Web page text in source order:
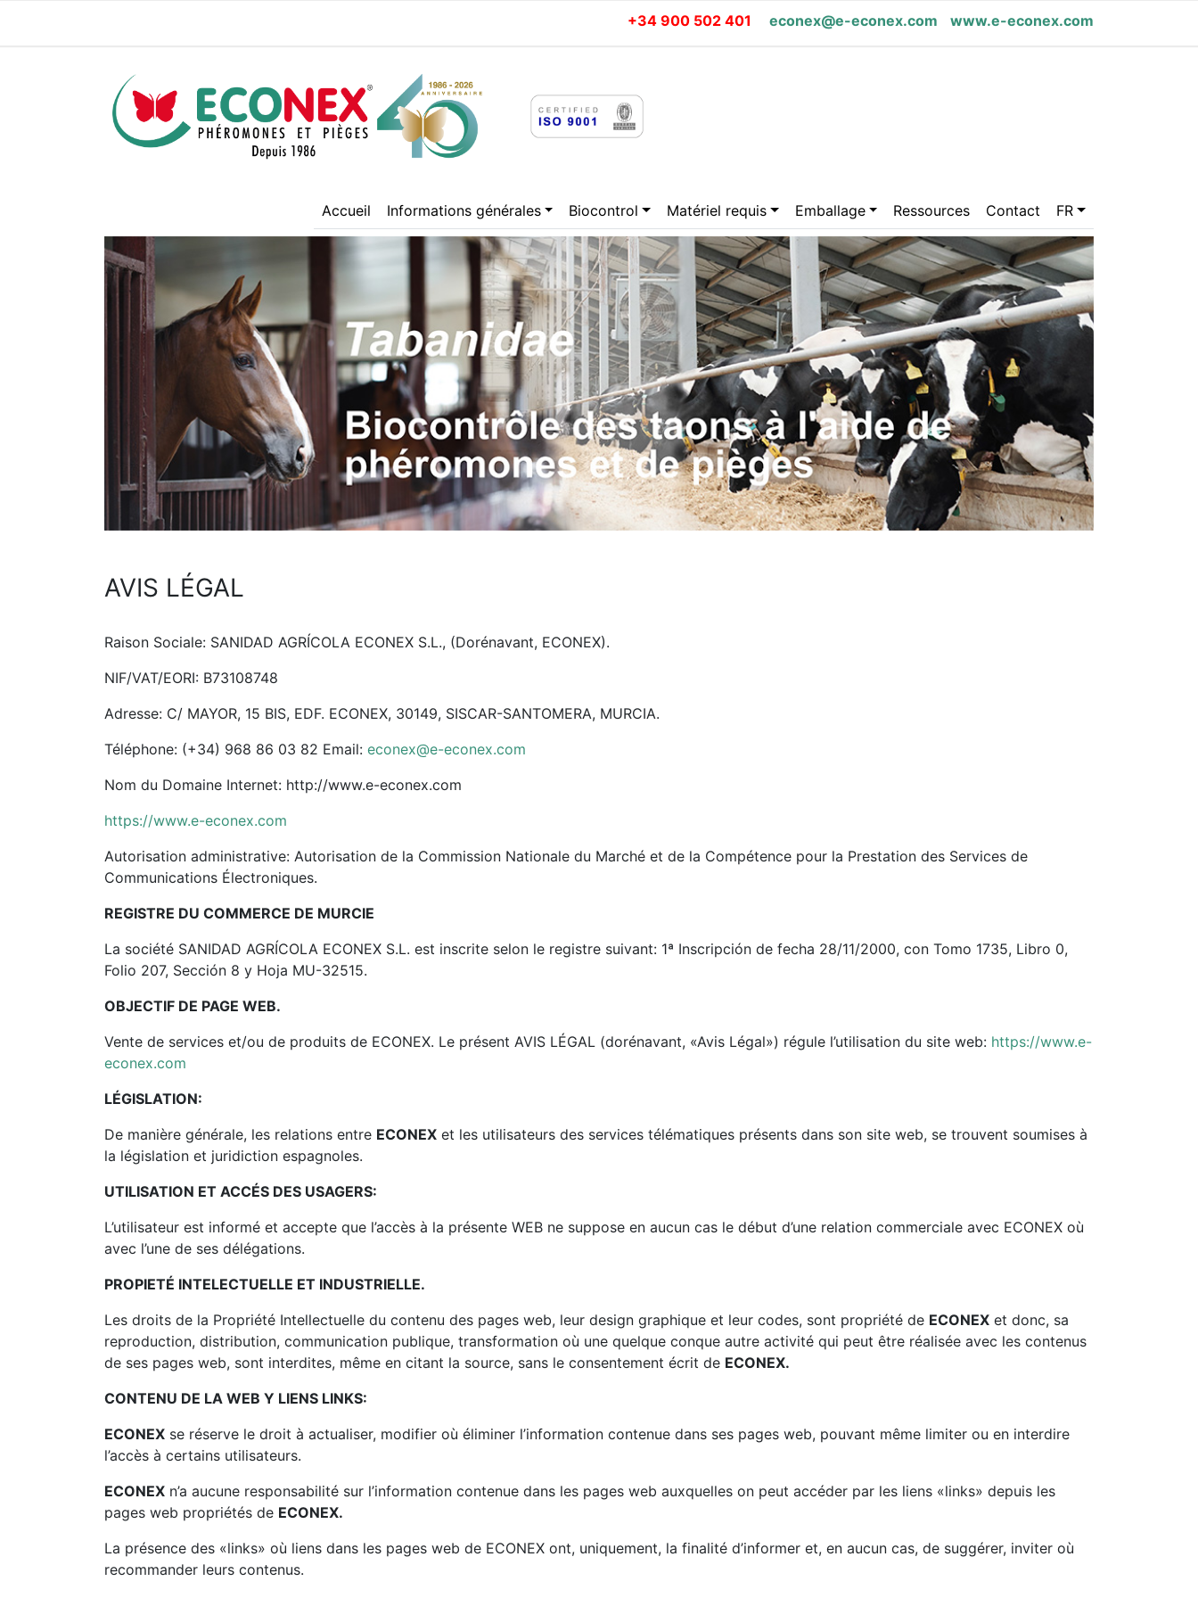
+34 900 502 401 econex@e-econex.com www.e-econex.com
Accueil(current)
Informations générales Biocontrol Matériel requis Emballage Ressources Contact FR
AVIS LÉGAL
Raison Sociale: SANIDAD AGRÍCOLA ECONEX S.L., (Dorénavant, ECONEX).
NIF/VAT/EORI: B73108748
Adresse: C/ MAYOR, 15 BIS, EDF. ECONEX, 30149, SISCAR-SANTOMERA, MURCIA.
Téléphone: (+34) 968 86 03 82 Email: econex@e-econex.com
Nom du Domaine Internet: http://www.e-econex.com
https://www.e-econex.com
Autorisation administrative: Autorisation de la Commission Nationale du Marché et de la Compétence pour la Prestation des Services de
Communications Électroniques.
REGISTRE DU COMMERCE DE MURCIE
La société SANIDAD AGRÍCOLA ECONEX S.L. est inscrite selon le registre suivant: 1ª Inscripción de fecha 28/11/2000, con Tomo 1735, Libro 0,
Folio 207, Sección 8 y Hoja MU-32515.
OBJECTIF DE PAGE WEB.
Vente de services et/ou de produits de ECONEX. Le présent AVIS LÉGAL (dorénavant, «Avis Légal») régule l’utilisation du site web: https://www.e-
econex.com
LÉGISLATION:
De manière générale, les relations entre ECONEX et les utilisateurs des services télématiques présents dans son site web, se trouvent soumises à
la législation et juridiction espagnoles.
UTILISATION ET ACCÉS DES USAGERS:
L’utilisateur est informé et accepte que l’accès à la présente WEB ne suppose en aucun cas le début d’une relation commerciale avec ECONEX où
avec l’une de ses délégations.
PROPIETÉ INTELECTUELLE ET INDUSTRIELLE.
Les droits de la Propriété Intellectuelle du contenu des pages web, leur design graphique et leur codes, sont propriété de ECONEX et donc, sa
reproduction, distribution, communication publique, transformation où une quelque conque autre activité qui peut être réalisée avec les contenus
de ses pages web, sont interdites, même en citant la source, sans le consentement écrit de ECONEX.
CONTENU DE LA WEB Y LIENS LINKS:
ECONEX se réserve le droit à actualiser, modifier où éliminer l’information contenue dans ses pages web, pouvant même limiter ou en interdire
l’accès à certains utilisateurs.
ECONEX n’a aucune responsabilité sur l’information contenue dans les pages web auxquelles on peut accéder par les liens «links» depuis les
pages web propriétés de ECONEX.
La présence des «links» où liens dans les pages web de ECONEX ont, uniquement, la finalité d’informer et, en aucun cas, de suggérer, inviter où
recommander leurs contenus.